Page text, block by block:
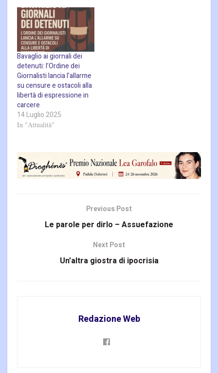
Bavaglio ai giornali dei
detenuti: l’Ordine dei
Giornalisti lancia l’allarme
su censure e ostacoli alla
libertà di espressione in
carcere
14 Luglio 2025
In "Attualità"
Previous Post
Le parole per dirlo – Assuefazione
Next Post
Un’altra giostra di ipocrisia
Redazione Web